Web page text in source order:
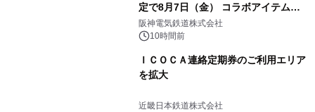
定で8月7日（金） コラボアイテムが
発売決定！
阪神電気鉄道株式会社
10時間前
ＩＣＯＣＡ連絡定期券のご利用エリア
を拡大
近畿日本鉄道株式会社